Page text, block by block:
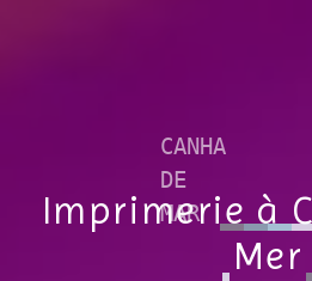
Imprimerie à
Mer